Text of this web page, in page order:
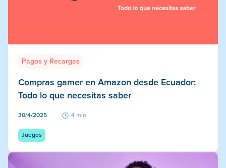
Pagos y Recargas
Compras gamer en Amazon desde Ecuador:
Todo lo que necesitas saber
30/4/2025 4 min
Juegos